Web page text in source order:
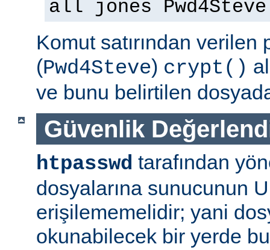
all jones Pwd4Steve
Komut satırından verilen
(Pwd4Steve) crypt()
ve bunu belirtilen
Güvenlik
htpasswd tarafından
dosyalarına sunucunun
erişilememelidir; yani
okunabilecek bir yerde